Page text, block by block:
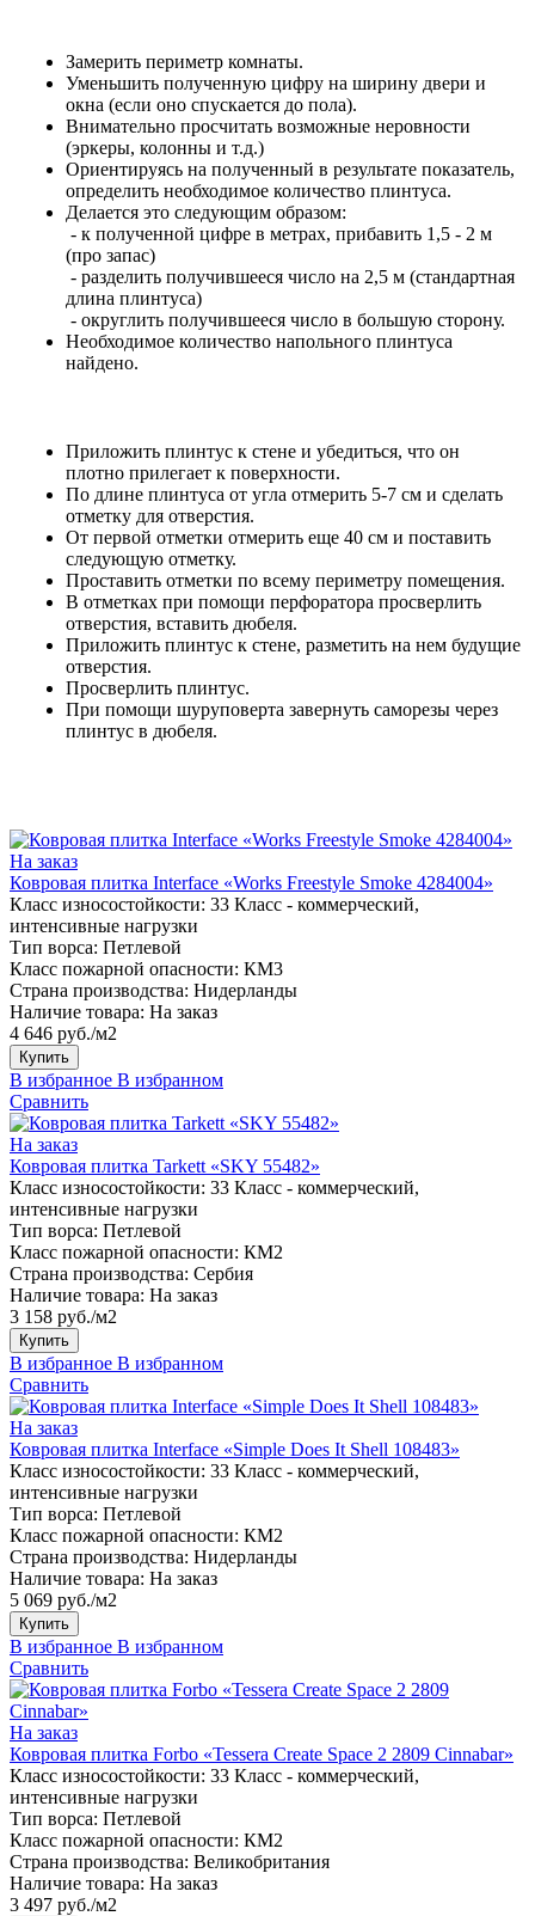
Замерить периметр комнаты.
Уменьшить полученную цифру на ширину двери и
окна (если оно спускается до пола).
Внимательно просчитать возможные неровности
(эркеры, колонны и т.д.)
Ориентируясь на полученный в результате показатель,
определить необходимое количество плинтуса.
Делается это следующим образом:
- к полученной цифре в метрах, прибавить 1,5 - 2 м
(про запас)
- разделить получившееся число на 2,5 м (стандартная
длина плинтуса)
- округлить получившееся число в большую сторону.
Необходимое количество напольного плинтуса
найдено.
Приложить плинтус к стене и убедиться, что он
плотно прилегает к поверхности.
По длине плинтуса от угла отмерить 5-7 см и сделать
отметку для отверстия.
От первой отметки отмерить еще 40 см и поставить
следующую отметку.
Проставить отметки по всему периметру помещения.
В отметках при помощи перфоратора просверлить
отверстия, вставить дюбеля.
Приложить плинтус к стене, разметить на нем будущие
отверстия.
Просверлить плинтус.
При помощи шуруповерта завернуть саморезы через
плинтус в дюбеля.
На заказ
Ковровая плитка Interface «Works Freestyle Smoke 4284004»
Класс износостойкости: 33 Класс - коммерческий,
интенсивные нагрузки
Тип ворса: Петлевой
Класс пожарной опасности: КМ3
Страна производства: Нидерланды
Наличие товара: На заказ
4 646 руб./м2
Купить
В избранное В избранном
Сравнить
На заказ
Ковровая плитка Tarkett «SKY 55482»
Класс износостойкости: 33 Класс - коммерческий,
интенсивные нагрузки
Тип ворса: Петлевой
Класс пожарной опасности: КМ2
Страна производства: Сербия
Наличие товара: На заказ
3 158 руб./м2
Купить
В избранное В избранном
Сравнить
На заказ
Ковровая плитка Interface «Simple Does It Shell 108483»
Класс износостойкости: 33 Класс - коммерческий,
интенсивные нагрузки
Тип ворса: Петлевой
Класс пожарной опасности: КМ2
Страна производства: Нидерланды
Наличие товара: На заказ
5 069 руб./м2
Купить
В избранное В избранном
Сравнить
На заказ
Ковровая плитка Forbo «Tessera Create Space 2 2809 Cinnabar»
Класс износостойкости: 33 Класс - коммерческий,
интенсивные нагрузки
Тип ворса: Петлевой
Класс пожарной опасности: КМ2
Страна производства: Великобритания
Наличие товара: На заказ
3 497 руб./м2